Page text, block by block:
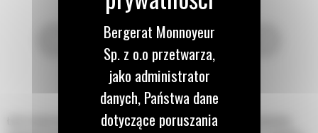
Łyżki standardowe Cat® zostały zaprojektowane tak, aby zapewniały optymalną
Bergerat Monnoyeur
Sp. z o.o przetwarza,
jako administrator
danych, Państwa dane
dotyczące poruszania